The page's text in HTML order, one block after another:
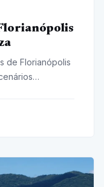
de Florianópolis